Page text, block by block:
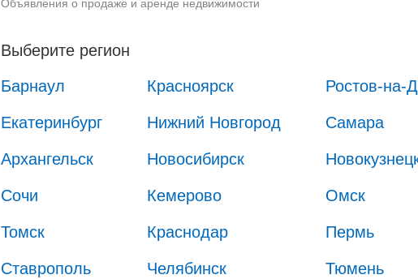
Объявления о продаже и аренде недвижимости
Выберите регион
Барнаул
Красноярск Ростов-на-
Екатеринбург Нижний Новгород Самара
Архангельск Новосибирск
Сочи Кемерово Омск
Томск Краснодар Пермь
Ставрополь Челябинск Тюмень